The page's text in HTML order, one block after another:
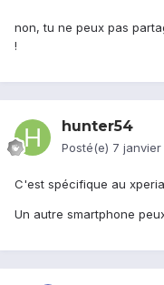
non, tu ne peux pas
!
hunter54
Posté(e) 7 janvier
C'est spécifique au
Un autre smartphone